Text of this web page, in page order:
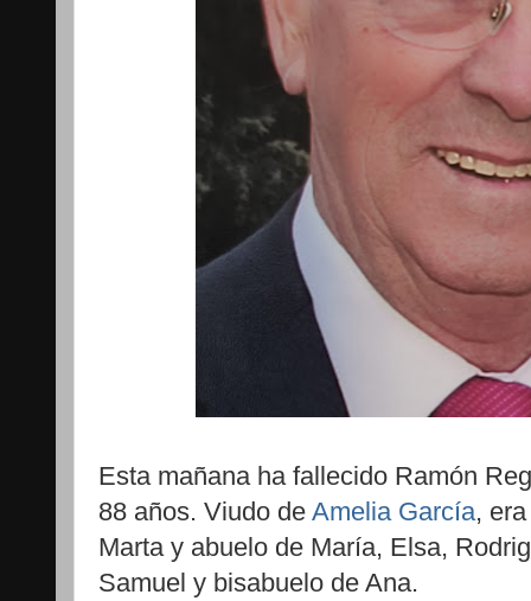
Esta mañana ha fallecido Ramón
88 años. Viudo de Amelia García,
Marta y abuelo de María, Elsa,
Samuel y bisabuelo de Ana.